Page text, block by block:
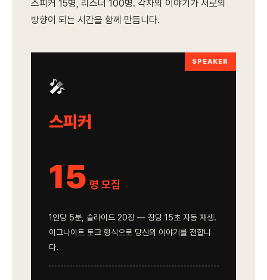
스피커 15명, 리스너 100명. 각자의 이야기가 서로의
방향이 되는 시간을 함께 만듭니다.
SPEAKER
🎤
스피커
15 명 모집
1인당 5분, 슬라이드 20장 — 장당 15초 자동 재생.
이그나이트 토크 형식으로 당신의 이야기를 전합니
다.